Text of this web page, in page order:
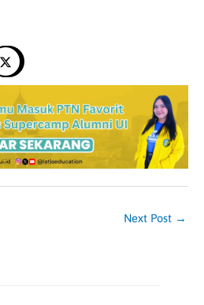
Next Post →